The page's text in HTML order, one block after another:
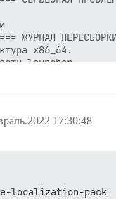
17:30:48
localization-pack